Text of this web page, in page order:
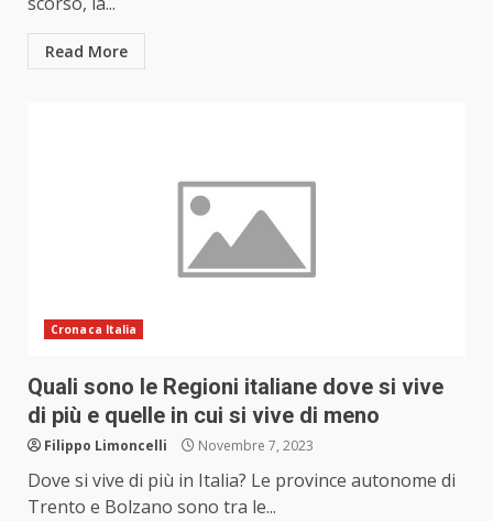
Read More
Cronaca Italia
Quali sono le Regioni italiane dove si vive
di più e quelle in cui si vive di meno
Filippo Limoncelli Novembre 7, 2023
Dove si vive di più in Italia? Le province autonome di
Trento e Bolzano sono tra le...